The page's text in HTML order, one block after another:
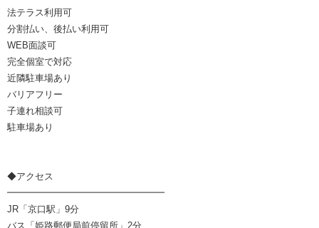
法テラス利用可
分割払い、後払い利用可
WEB面談可
完全個室で対応
近隣駐車場あり
バリアフリー
子連れ相談可
駐車場あり
◆アクセス
━━━━━━━━━━━━━━━━━
JR「京口駅」9分
バス「姫路郵便局前停留所」2分